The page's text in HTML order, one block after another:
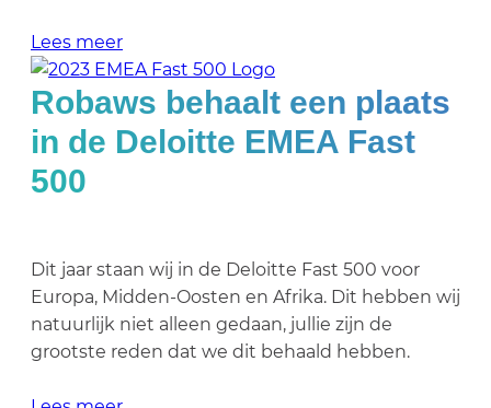
Lees meer
Robaws behaalt een plaats
in de Deloitte EMEA Fast
500
Dit jaar staan wij in de Deloitte Fast 500 voor
Europa, Midden-Oosten en Afrika. Dit hebben wij
natuurlijk niet alleen gedaan, jullie zijn de
grootste reden dat we dit behaald hebben.